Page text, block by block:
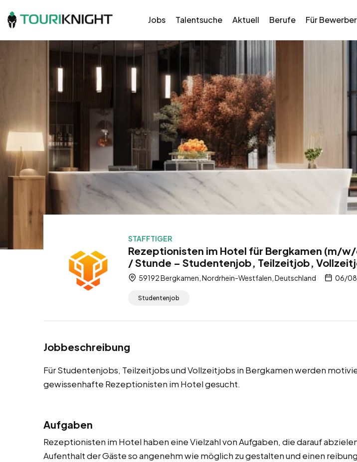
Jobs Talentsuche Aktuell Berufe Für Bewerber
STAFFTIGER
Rezeptionisten im Hotel für Bergkamen (m/
/ Stunde – Studentenjob, Teilzeitjob,
59192 Bergkamen, Nordrhein-Westfalen, Deutschland 06/
Studentenjob
Jobbeschreibung
Für Studentenjobs, Teilzeitjobs und Vollzeitjobs in Bergkamen werden
gewissenhafte Rezeptionisten im Hotel gesucht.
Aufgaben
Rezeptionisten im Hotel haben eine Vielzahl von Aufgaben, die darauf
Aufenthalt der Gäste so angenehm wie möglich zu gestalten und einen